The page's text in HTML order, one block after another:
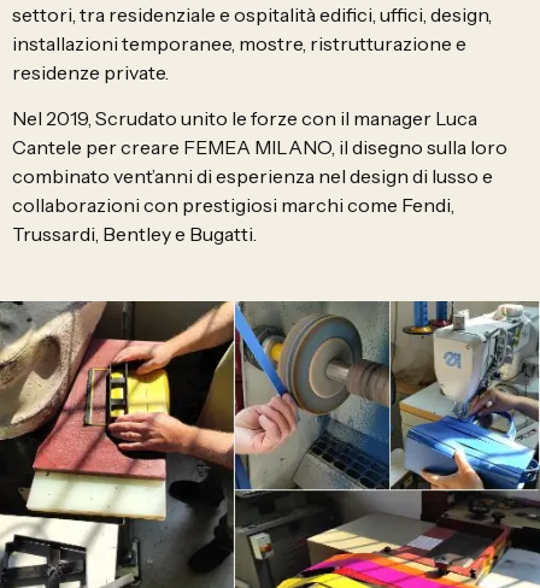
settori, tra residenziale e ospitalità edifici, uffici, design,
installazioni temporanee, mostre, ristrutturazione e
residenze private.
Nel 2019, Scrudato unito le forze con il manager Luca
Cantele per creare FEMEA MILANO, il disegno sulla loro
combinato vent’anni di esperienza nel design di lusso e
collaborazioni con prestigiosi marchi come Fendi,
Trussardi, Bentley e Bugatti.